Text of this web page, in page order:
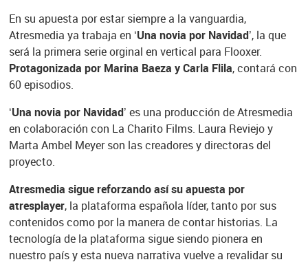
En su apuesta por estar siempre a la vanguardia,
Atresmedia ya trabaja en ‘Una novia por Navidad’, la que
será la primera serie orginal en vertical para Flooxer.
Protagonizada por Marina Baeza y Carla Flila, contará con
60 episodios.
‘Una novia por Navidad’ es una producción de Atresmedia
en colaboración con La Charito Films. Laura Reviejo y
Marta Ambel Meyer son las creadores y directoras del
proyecto.
Atresmedia sigue reforzando así su apuesta por
atresplayer, la plataforma española líder, tanto por sus
contenidos como por la manera de contar historias. La
tecnología de la plataforma sigue siendo pionera en
nuestro país y esta nueva narrativa vuelve a revalidar su